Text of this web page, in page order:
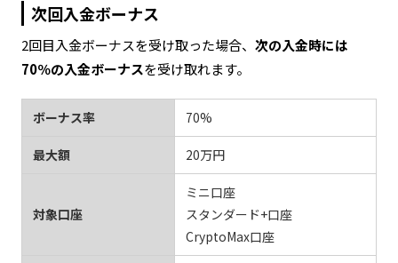
次回入金ボーナス
2回目入金ボーナスを受け取った場合、 次の入金時には
70％の入金ボーナスを受け取れます。
ボーナス率 70%
最大額 20万円
対象口座
ミニ口座
スタンダード+口座
CryptoMax口座